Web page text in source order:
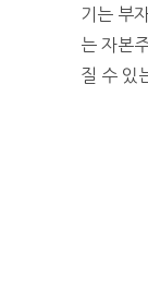
기는 부
는 자본
질 수 있